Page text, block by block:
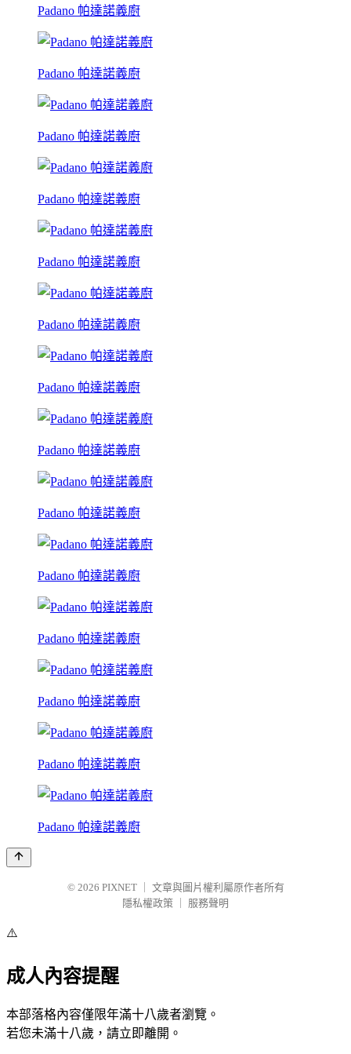
Padano 帕達諾義廚
Padano 帕達諾義廚
Padano 帕達諾義廚
Padano 帕達諾義廚
Padano 帕達諾義廚
Padano 帕達諾義廚
Padano 帕達諾義廚
Padano 帕達諾義廚
Padano 帕達諾義廚
Padano 帕達諾義廚
Padano 帕達諾義廚
Padano 帕達諾義廚
Padano 帕達諾義廚
Padano 帕達諾義廚
© 2026 PIXNET
文章與圖片權利屬原作者所有
隱私權政策
服務聲明
⚠️
成人內容提醒
本部落格內容僅限年滿十八歲者瀏覽。
若您未滿十八歲，請立即離開。